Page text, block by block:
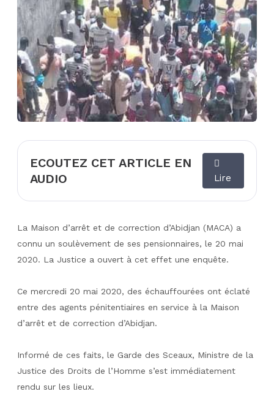
ECOUTEZ CET ARTICLE EN
AUDIO
Lire
La Maison d’arrêt et de correction d’Abidjan (MACA) a
connu un soulèvement de ses pensionnaires, le 20 mai
2020. La Justice a ouvert à cet effet une enquête.
Ce mercredi 20 mai 2020, des échauffourées ont éclaté
entre des agents pénitentiaires en service à la Maison
d’arrêt et de correction d’Abidjan.
Informé de ces faits, le Garde des Sceaux, Ministre de la
Justice des Droits de l’Homme s’est immédiatement
rendu sur les lieux.